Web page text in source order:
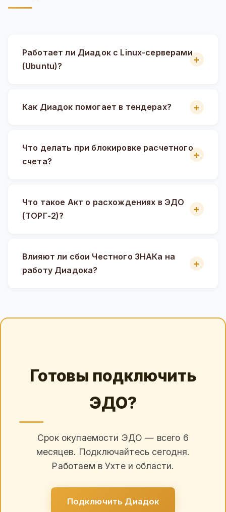
Работает ли Диадок с Linux-серверами
(Ubuntu)?
Как Диадок помогает в тендерах?
Что делать при блокировке расчетного
счета?
Что такое Акт о расхождениях в ЭДО
(ТОРГ-2)?
Влияют ли сбои Честного ЗНАКа на
работу Диадока?
Готовы подключить
ЭДО?
Срок окупаемости ЭДО — всего 6
месяцев. Подключайтесь сегодня.
Работаем в Ухте и области.
Подключить Диадок